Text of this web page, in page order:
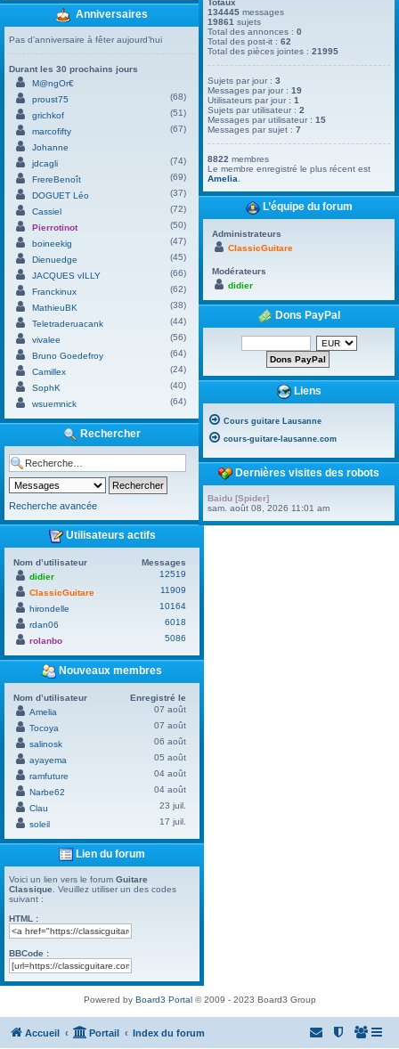
Anniversaires
Pas d’anniversaire à fêter aujourd’hui
Durant les 30 prochains jours
M@ngOr€
proust75
(68)
grichkof
(51)
marcofifty
(67)
Johanne
jdcagli
(74)
FrereBenoît
(69)
DOGUET Léo
(37)
Cassiel
(72)
Pierrotinot
(50)
boineekig
(47)
Dienuedge
(45)
JACQUES vILLY
(66)
Franckinux
(62)
MathieuBK
(38)
Teletraderuacank
(44)
vivalee
(56)
Bruno Goedefroy
(64)
Camillex
(24)
SophK
(40)
wsuemnick
(64)
Rechercher
Recherche avancée
Utilisateurs actifs
Nom d’utilisateur
Messages
didier
12519
ClassicGuitare
11909
hirondelle
10164
rdan06
6018
rolanbo
5086
Nouveaux membres
Nom d’utilisateur
Enregistré le
Amelia
07 août
Tocoya
07 août
salinosk
06 août
ayayema
05 août
ramfuture
04 août
Narbe62
04 août
Clau
23 juil.
soleil
17 juil.
Lien du forum
Voici un lien vers le forum Guitare
Classique . Veuillez utiliser un des codes
suivant :
HTML :
BBCode :
134445 messages
19861 sujets
Total des annonces :0
Total des post-it :62
Total des pièces jointes :21995
Sujets par jour :3
Messages par jour :19
Utilisateurs par jour :1
Sujets par utilisateur :2
Messages par utilisateur :15
Messages par sujet :7
8822 membres
Le membre enregistré le plus récent est
Amelia
L’équipe du forum
Administrateurs
ClassicGuitare
Modérateurs
didier
Dons PayPal
Liens
Cours guitare Lausanne
cours-guitare-lausanne.com
Dernières visites des robots
Baidu [Spider]
sam. août 08, 2026 11:01 am
Powered by Board3 Portal© 2009 - 2023 Board3 Group
Accueil Portail Index du forum